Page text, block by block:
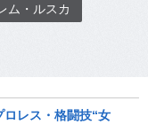
ム・ルスカ
レス・格闘技“女